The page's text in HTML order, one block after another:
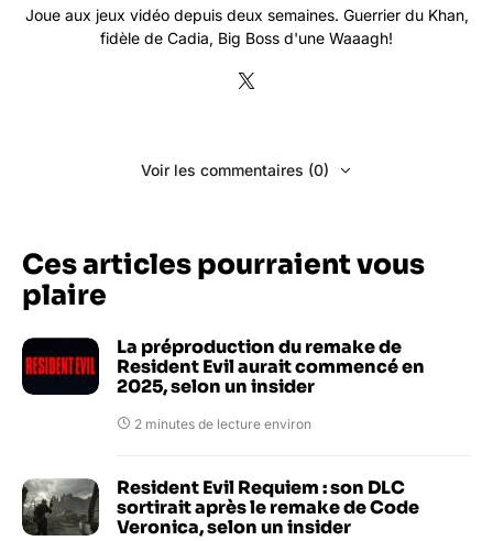
Joue aux jeux vidéo depuis deux semaines. Guerrier du Khan,
fidèle de Cadia, Big Boss d'une Waaagh!
Voir les commentaires (0)
Ces articles pourraient vous
plaire
La préproduction du remake de
Resident Evil aurait commencé en
2025, selon un insider
2 minutes de lecture environ
Resident Evil Requiem : son DLC
sortirait après le remake de Code
Veronica, selon un insider